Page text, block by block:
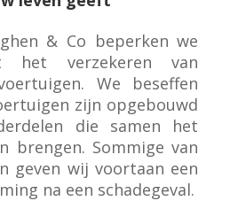
& Co beperken we
verzekeren van
We beseffen
zijn opgebouwd
die samen het
brengen. Sommige van
geven wij voortaan een
na een schadegeval.